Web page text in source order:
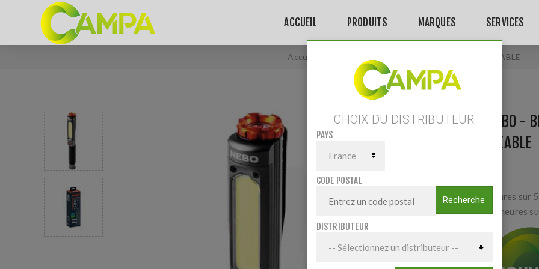
ACCUEIL PRODUITS MARQUES SERVICES
Accueil Lampe NEBO - Big Larry PRO + RECHARGEABLE
LAMPE NEBO -
RECHARGEABLE
Jusqu'à 24 heures sur
et jusqu' à 24 heures
CHOIX DU DISTRIBUTEUR
PAYS
CODE POSTAL
Recherche
DISTRIBUTEUR